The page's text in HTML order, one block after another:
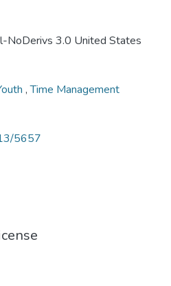
NoDerivs 3.0 United States
,Time Management
5657